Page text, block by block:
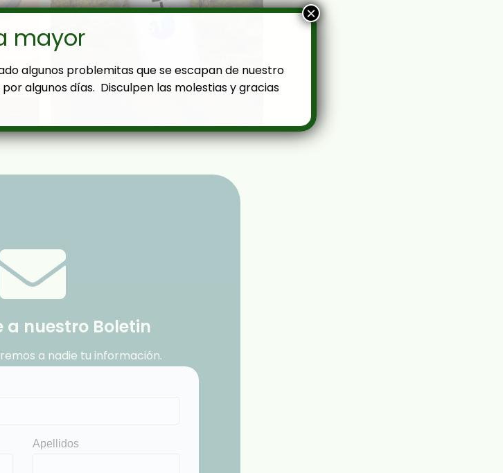
a nuestro Boletin
a nadie tu información.
mayor
algunos problemitas que se escapan de nuestro
algunos días. Disculpen las molestias y gracias
×